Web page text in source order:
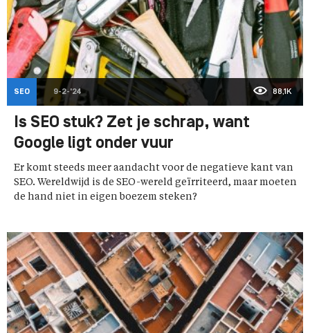
SEO 9-2-'24 88,1K
Is SEO stuk? Zet je schrap, want
Google ligt onder vuur
Er komt steeds meer aandacht voor de negatieve kant van
SEO. Wereldwijd is de SEO-wereld geïrriteerd, maar moeten
de hand niet in eigen boezem steken?